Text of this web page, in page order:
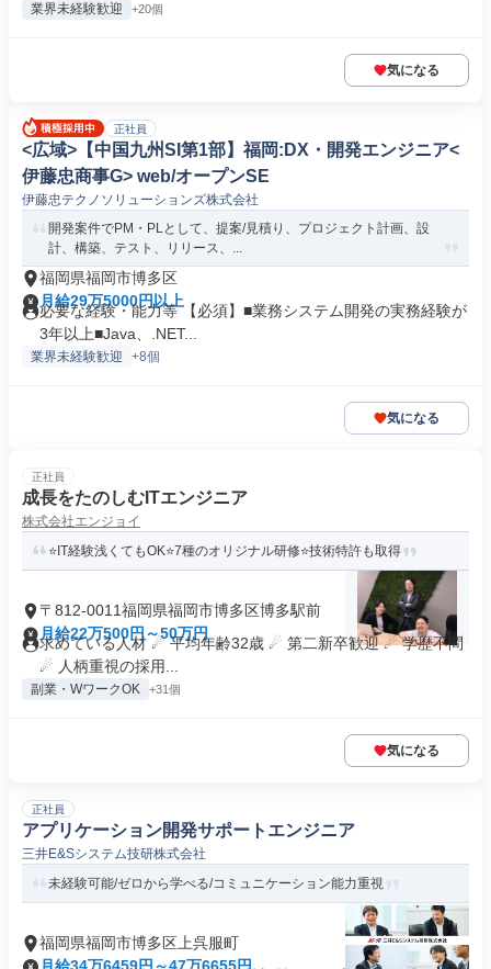
業界未経験歓迎 +20個
気になる
正社員
<広域>【中国九州SI第1部】福岡:DX・開発エンジニア<
伊藤忠商事G> web/オープンSE
伊藤忠テクノソリューションズ株式会社
開発案件でPM・PLとして、提案/見積り、プロジェクト計画、設
計、構築、テスト、リリース、...
福岡県福岡市博多区
月給29万5000円以上
必要な経験・能力等 【必須】■業務システム開発の実務経験が
3年以上■Java、.NET...
業界未経験歓迎 +8個
気になる
正社員
成長をたのしむITエンジニア
株式会社エンジョイ
⭐IT経験浅くてもOK⭐7種のオリジナル研修⭐技術特許も取得
〒812-0011福岡県福岡市博多区博多駅前
月給22万500円～50万円
求めている人材 ☄ 平均年齢32歳 ☄ 第二新卒歓迎 ☄ 学歴不問
☄ 人柄重視の採用...
副業・WワークOK +31個
気になる
正社員
アプリケーション開発サポートエンジニア
三井E&Sシステム技研株式会社
未経験可能/ゼロから学べる/コミュニケーション能力重視
福岡県福岡市博多区上呉服町